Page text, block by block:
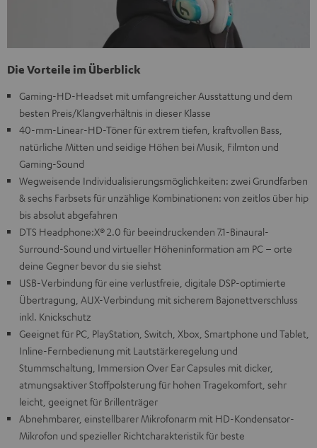
Die Vorteile im Überblick
Gaming-HD-Headset mit umfangreicher Ausstattung und dem
besten Preis/Klangverhältnis in dieser Klasse
40-mm-Linear-HD-Töner für extrem tiefen, kraftvollen Bass,
natürliche Mitten und seidige Höhen bei Musik, Filmton und
Gaming-Sound
Wegweisende Individualisierungsmöglichkeiten: zwei Grundfarben
& sechs Farbsets für unzählige Kombinationen: von zeitlos über hip
bis absolut abgefahren
DTS Headphone:X® 2.0 für beeindruckenden 7.1-Binaural-
Surround-Sound und virtueller Höheninformation am PC – orte
deine Gegner bevor du sie siehst
USB-Verbindung für eine verlustfreie, digitale DSP-optimierte
Übertragung, AUX-Verbindung mit sicherem Bajonettverschluss
inkl. Knickschutz
Geeignet für PC, PlayStation, Switch, Xbox, Smartphone und Tablet,
Inline-Fernbedienung mit Lautstärkeregelung und
Stummschaltung, Immersion Over Ear Capsules mit dicker,
atmungsaktiver Stoffpolsterung für hohen Tragekomfort, sehr
leicht, geeignet für Brillenträger
Abnehmbarer, einstellbarer Mikrofonarm mit HD-Kondensator-
Mikrofon und spezieller Richtcharakteristik für beste